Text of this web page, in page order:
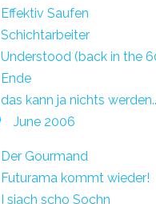
Effektiv Saufen
Schichtarbeiter
Understood (back in the
Ende
das kann ja nichts
June 2006
Der Gourmand
Futurama kommt wieder!
I siach scho Sochn